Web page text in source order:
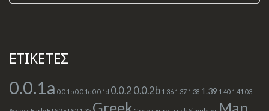
ΕΤΙΚΕΤΕΣ
0.0.1a 0.0.1b0.0.1c 0.0.1d 0.0.2 0.0.2b 1.36 1.37 1.38 1.39 1.40 1.41 03